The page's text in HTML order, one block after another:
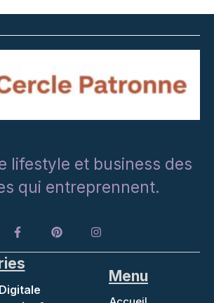
lifestyle et business des
qui entreprennent.
Menu